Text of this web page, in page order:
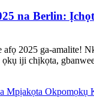
na Berlin:
2025 ga-amalite!
iji chịkọta,